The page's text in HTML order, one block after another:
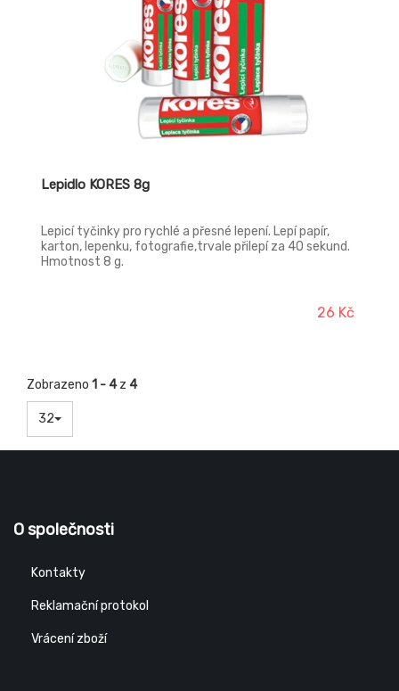
Lepidlo KORES 8g
Lepicí tyčinky pro rychlé a přesné lepení. Lepí papír,
karton, lepenku, fotografie,trvale přilepí za 40 sekund.
Hmotnost 8 g.
26 Kč
Zobrazeno 1 - 4z 4
32
O společnosti
Kontakty
Reklamační protokol
Vrácení zboží